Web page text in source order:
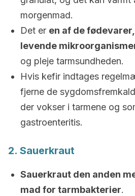
morgenmad.
Det er en af de
levende
og pleje tarmsundheden.
Hvis kefir indtages
fjerne de
der vokser i tarmene og
gastroenteritis.
2. Sauerkraut
Sauerkraut den anden
mad for tarmbakterier.